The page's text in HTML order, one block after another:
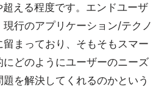
える程度です。エンドユーザ
行のアプリケーション/テクノ
留まっており、そもそもスマー
にどのようにユーザーのニーズ
を解決してくれるのかという